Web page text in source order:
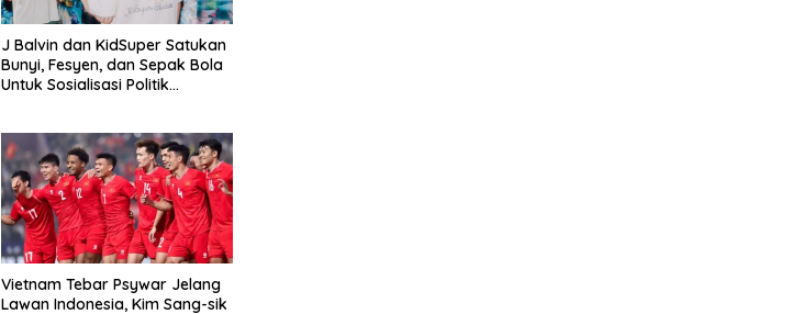
J Balvin dan KidSuper Satukan
Bunyi, Fesyen, dan Sepak Bola
Untuk Sosialisasi Politik
Vietnam Tebar Psywar Jelang
Lawan Indonesia, Kim Sang-sik